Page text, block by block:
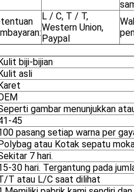
L / C, T / T,
Western Union,
Paypal
biji-bijian
asli
gambar menunjukkan
45
pasang setiap warna per
atau Kotak sepatu
7 hari.
30 hari. Tergantung pada
T atau L/C saat dilihat